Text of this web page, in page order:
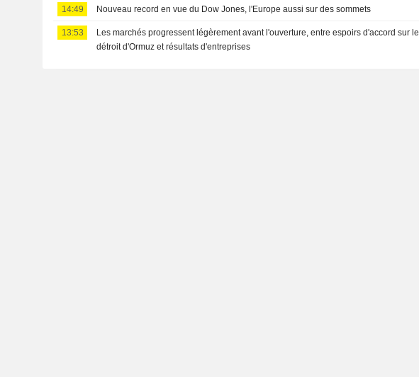
14:49 Nouveau record en vue du Dow Jones, l'Europe aussi sur des sommets
13:53
Les marchés progressent légèrement avant l'ouverture, entre espoirs d'accord sur le
détroit d'Ormuz et résultats d'entreprises